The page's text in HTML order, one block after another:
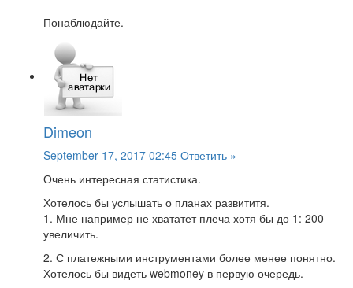
Понаблюдайте.
Dimeon
September 17, 2017 02:45 Ответить »
Очень интересная статистика.
Хотелось бы услышать о планах развититя.
1. Мне например не хвататет плеча хотя бы до 1: 200
увеличить.
2. С платежными инструментами более менее понятно.
Хотелось бы видеть webmoney в первую очередь.